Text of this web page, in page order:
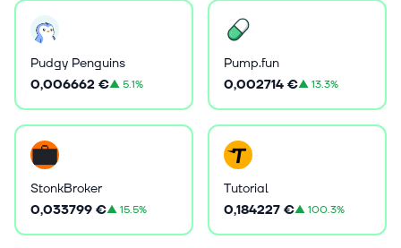
Pudgy Penguins
0,006662 €▲5.1%
Pump.fun
0,002714 €▲13.3%
StonkBroker
0,033799 €▲15.5%
Tutorial
0,184227 €▲100.3%